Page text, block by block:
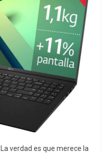
La verdad es que merece la